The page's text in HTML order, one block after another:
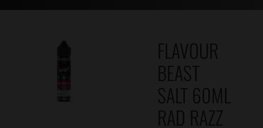
FLAVOUR
BEAST
SALT 60ML
RAD RAZZ